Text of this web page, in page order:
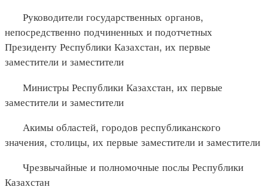
Руководители государственных органов,
непосредственно подчиненных и подотчетных
Президенту Республики Казахстан, их первые
заместители и заместители
Министры Республики Казахстан, их первые
заместители и заместители
Акимы областей, городов республиканского
значения, столицы, их первые заместители и заместители
Чрезвычайные и полномочные послы Республики
Казахстан